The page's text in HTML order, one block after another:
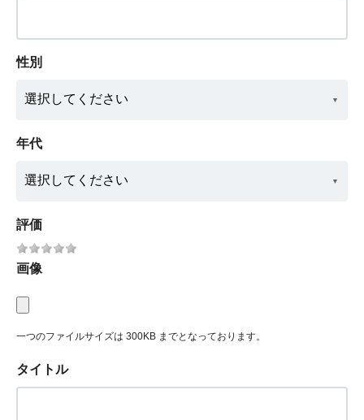
性別
年代
評価
画像
一つのファイルサイズは 300KB までとなっております。
タイトル